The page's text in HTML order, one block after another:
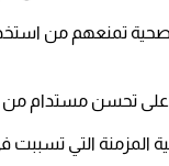
تمنعهم من
تحسن مستدام من
المزمنة التي